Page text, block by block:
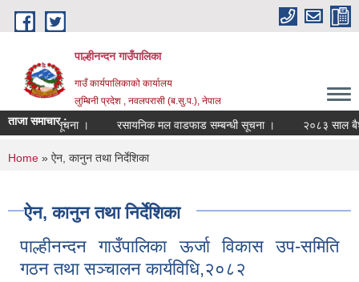
Skip to main content
पाल्हीनन्दन गाउँपालिका
गाउँ कार्यपालिकाको कार्यालय
लुम्बिनी प्रदेश , नवलपरासी (ब.सु.प.), नेपाल
ताजा समाचार :
सम्बन्धी सूचना । रसायनिक मल वाडफाड सम्बन्धी सूचना । २०८३ साल
You are here
Home » ऐन, कानुन तथा निर्देशिका
ऐन, कानुन तथा निर्देशिका
पाल्हीनन्दन गाउँपालिका ऊर्जा विकास उप-समिति
गठन तथा सञ्चालन कार्यविधि,२०८२